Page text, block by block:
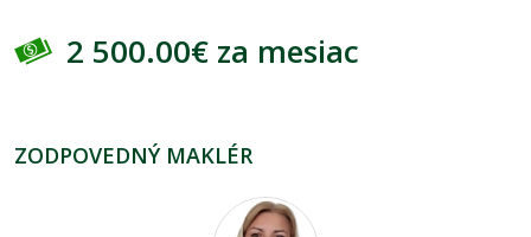
2 500.00€ za mesiac
ZODPOVEDNÝ MAKLÉR